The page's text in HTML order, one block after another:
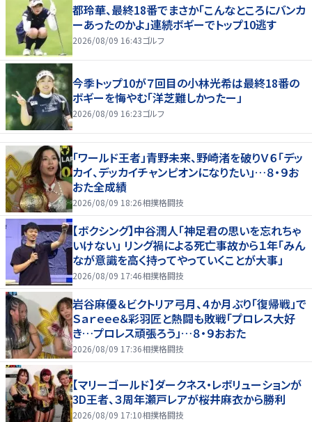
都玲華、最終18番でまさか「こんなところにバンカ
ーあったのかよ」連続ボギーでトップ10逃す
2026/08/09 16:43ゴルフ
今季トップ10が７回目の小林光希は最終18番の
ボギーを悔やむ「洋芝難しかったー」
2026/08/09 16:23ゴルフ
「ワールド王者」青野未来、野崎渚を破りＶ６「デッ
カイ、デッカイチャンピオンになりたい」…８・９お
おた全成績
2026/08/09 18:26相撲格闘技
【ボクシング】中谷潤人「神足君の思いを忘れちゃ
いけない」 リング禍による死亡事故から１年「みん
なが意識を高く持ってやっていくことが大事」
2026/08/09 17:46相撲格闘技
岩谷麻優＆ビクトリア弓月、４か月ぶり「復帰戦」で
Ｓａｒｅｅｅ＆彩羽匠と熱闘も敗戦「プロレス大好
き…プロレス頑張ろう」…８・９おおた
2026/08/09 17:36相撲格闘技
【マリーゴールド】ダークネス・レボリューションが
3D王者、３周年瀬戸レアが桜井麻衣から勝利
2026/08/09 17:10相撲格闘技